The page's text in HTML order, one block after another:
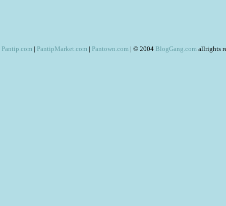
Pantip.com | PantipMarket.com | Pantown.com | © 2004 BlogGang.com allrights